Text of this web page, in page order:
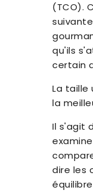
(TCO).
qu'ils
certain
La taille
la
Il s'agit
dire les